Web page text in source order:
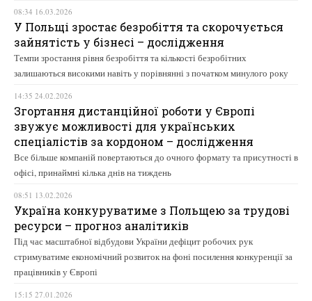
08:34 16.03.2026
У Польщі зростає безробіття та скорочується
зайнятість у бізнесі – дослідження
Темпи зростання рівня безробіття та кількості безробітних
залишаються високими навіть у порівнянні з початком минулого року
14:35 24.02.2026
Згортання дистанційної роботи у Європі
звужує можливості для українських
спеціалістів за кордоном – дослідження
Все більше компаній повертаються до очного формату та присутності в
офісі, принаймні кілька днів на тиждень
08:51 13.02.2026
Україна конкуруватиме з Польщею за трудові
ресурси – прогноз аналітиків
Під час масштабної відбудови України дефіцит робочих рук
стримуватиме економічний розвиток на фоні посилення конкуренції за
працівників у Європі
15:15 27.01.2026